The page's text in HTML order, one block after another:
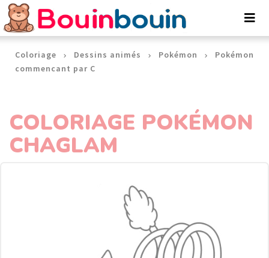
Coloriage Dessins animés Pokémon
Pokémon
commencant par C
COLORIAGE POKÉMON
CHAGLAM
Panneau de gestion des cookies